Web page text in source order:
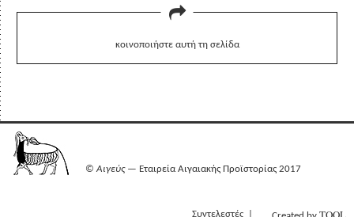
κοινοποιήστε αυτή τη σελίδα
©Αιγεύς— Εταιρεία Αιγαιακής Προϊστορίας 2017
Συντελεστές